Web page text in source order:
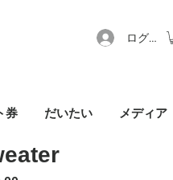
ログイン
券 だいたい メディア